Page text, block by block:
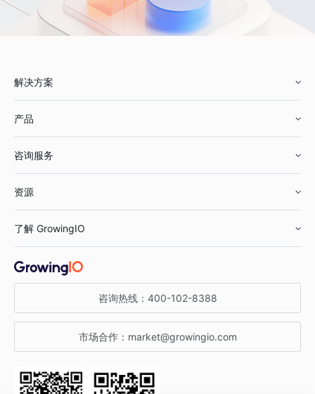
解决方案
鞋服行业
汽车行业
金融行业
产品
智能运营
获客分析
咨询服务
资源
增长公开课
增长博客
开发者文档
了解 GrowingIO
关于 GrowingIO
增长大会
行业活动
咨询热线： 400-102-8388
市场合作： market@growingio.com